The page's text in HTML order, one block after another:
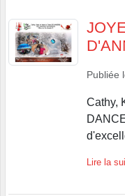
Publiée
Cathy,
Lire la